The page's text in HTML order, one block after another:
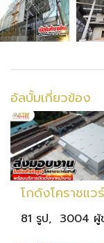
อัลบั้มเกี่ยวข้อง
81 รูป, 3004 ผู้